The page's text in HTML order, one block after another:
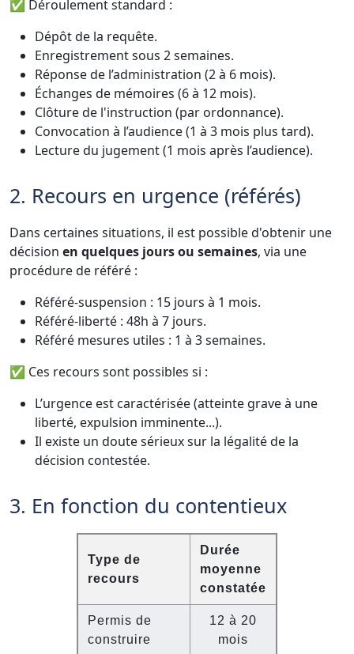
✅ Déroulement standard :
Dépôt de la requête.
Enregistrement sous 2 semaines.
Réponse de l’administration (2 à 6 mois).
Échanges de mémoires (6 à 12 mois).
Clôture de l'instruction (par ordonnance).
Convocation à l’audience (1 à 3 mois plus tard).
Lecture du jugement (1 mois après l’audience).
2. Recours en urgence (référés)
Dans certaines situations, il est possible d'obtenir une
décision en quelques jours ou semaines, via une
procédure de référé :
Référé-suspension : 15 jours à 1 mois.
Référé-liberté : 48h à 7 jours.
Référé mesures utiles : 1 à 3 semaines.
✅ Ces recours sont possibles si :
L’urgence est caractérisée (atteinte grave à une
liberté, expulsion imminente...).
Il existe un doute sérieux sur la légalité de la
décision contestée.
3. En fonction du contentieux
Type de
recours
Durée
moyenne
constatée
Permis de
construire
12 à 20
mois